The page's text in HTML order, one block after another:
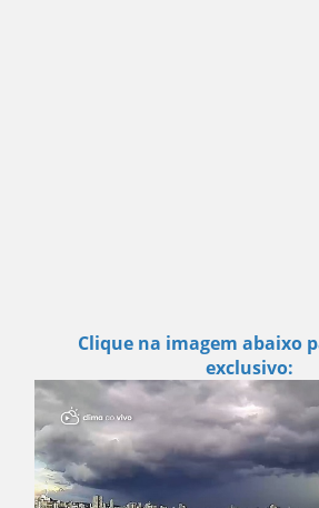
Clique na imagem abaixo
exclusivo: